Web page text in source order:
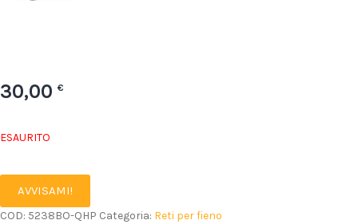
30,00 €
ESAURITO
AVVISAMI!
COD: 5238BO-QHP Categoria: Reti per fieno